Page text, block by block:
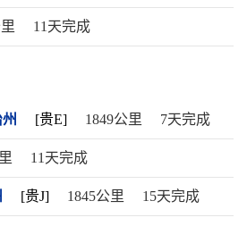
11天完成
[贵E] 1849公里 7天完成
11天完成
[贵J] 1845公里 15天完成